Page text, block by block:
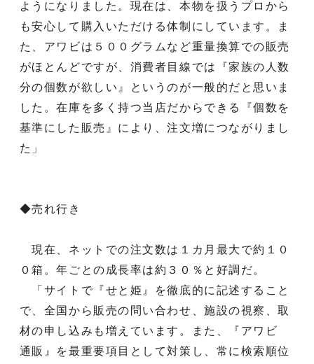
ようになりました。現在は、本物を扱うプロから
も安心して購入いただける体制にしています。ま
た、アワビは５００グラムなど重量換算での販売
がほとんどですが、消費者目線では『家族の人数
分の個数が欲しい』というのが一般的だと思いま
した。在庫を多く持つ当店だからできる『個数を
基準にした販売』により、注文増につながりまし
た」
◆売れ行き
現在、ネットでの注文数は１カ月最大で約１０
０箱。年ごとの成長率は約３０％と好調だ。
「サイトで『せと姫』を徹底的に記述すること
で、全国から販売の問い合わせ、施設の視察、取
材の申し込みも増えています。また、『アワビ
通販』を最重要項目として対策し、常に検索順位